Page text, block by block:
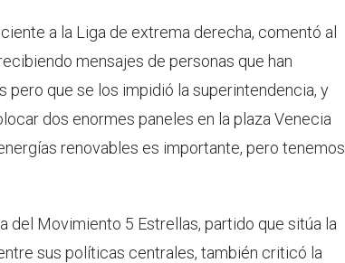
a la Liga de extrema derecha, comentó al
mensajes de personas que han
pero que se los impidió la superintendencia, y
dos enormes paneles en la plaza Venecia
renovables es importante, pero tenemos
del Movimiento 5 Estrellas, partido que sitúa la
sus políticas centrales, también criticó la